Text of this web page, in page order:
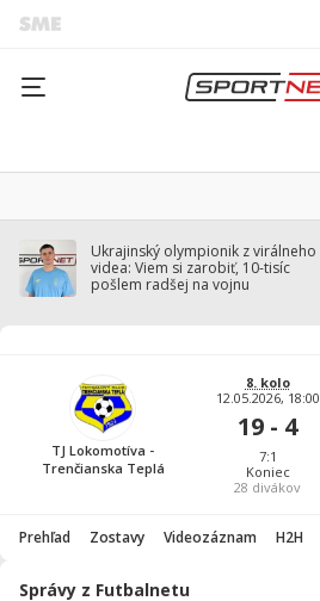
Ukrajinský olympionik z virálneho
videa: Viem si zarobiť, 10-tisíc
pošlem radšej na vojnu
TJ Lokomotíva -
Trenčianska Teplá
8. kolo
12.05.2026, 18:00
19 - 4
7:1
Koniec
28 divákov
Prehľad Zostavy Videozáznam H2H
Správy z Futbalnetu